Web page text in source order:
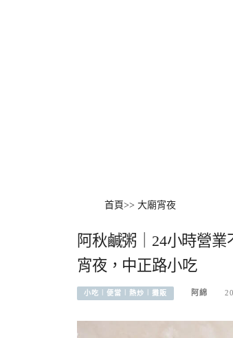
首頁>> 大廟宵夜
阿秋鹹粥｜24小時營
宵夜，中正路小吃
小吃︱便當︱熱炒︱攤販 阿綿